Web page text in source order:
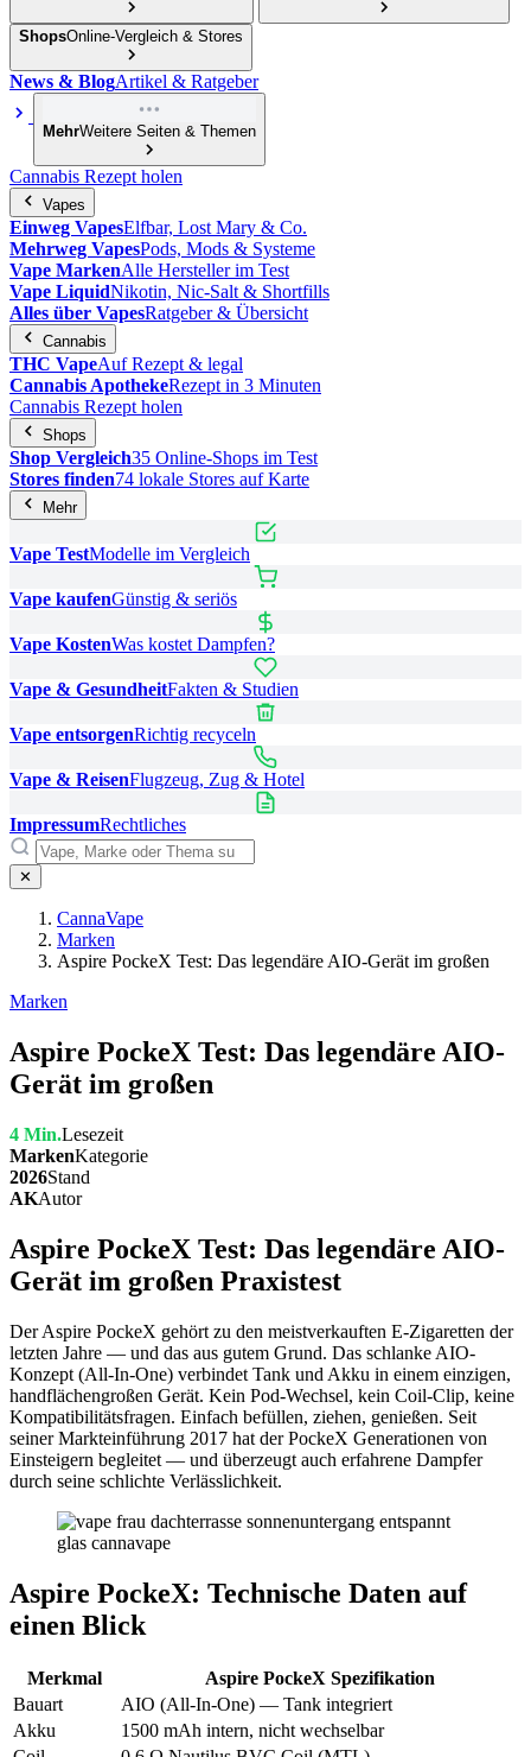
ShopsOnline-Vergleich & Stores
News & BlogArtikel & Ratgeber
MehrWeitere Seiten & Themen
Cannabis Rezept holen
Vapes
Einweg VapesElfbar, Lost Mary & Co.
Mehrweg VapesPods, Mods & Systeme
Vape MarkenAlle Hersteller im Test
Vape LiquidNikotin, Nic-Salt & Shortfills
Alles über VapesRatgeber & Übersicht
Cannabis
THC VapeAuf Rezept & legal
Cannabis ApothekeRezept in 3 Minuten
Cannabis Rezept holen
Shops
Shop Vergleich35 Online-Shops im Test
Stores finden74 lokale Stores auf Karte
Mehr
Vape TestModelle im Vergleich
Vape kaufenGünstig & seriös
Vape KostenWas kostet Dampfen?
Vape & GesundheitFakten & Studien
Vape entsorgenRichtig recyceln
Vape & ReisenFlugzeug, Zug & Hotel
ImpressumRechtliches
✕
CannaVape
Marken
Aspire PockeX Test: Das legendäre AIO-Gerät im großen
Marken
Aspire PockeX Test: Das legendäre AIO-
Gerät im großen
4 Min.Lesezeit
MarkenKategorie
2026Stand
AKAutor
Aspire PockeX Test: Das legendäre AIO-
Gerät im großen Praxistest
Der Aspire PockeX gehört zu den meistverkauften E-Zigaretten der
letzten Jahre — und das aus gutem Grund. Das schlanke AIO-
Konzept (All-In-One) verbindet Tank und Akku in einem einzigen,
handflächengroßen Gerät. Kein Pod-Wechsel, kein Coil-Clip, keine
Kompatibilitätsfragen. Einfach befüllen, ziehen, genießen. Seit
seiner Markteinführung 2017 hat der PockeX Generationen von
Einsteigern begleitet — und überzeugt auch erfahrene Dampfer
durch seine schlichte Verlässlichkeit.
Aspire PockeX: Technische Daten auf
einen Blick
Merkmal
Aspire PockeX Spezifikation
Bauart
AIO (All-In-One) — Tank integriert
Akku
1500 mAh intern, nicht wechselbar